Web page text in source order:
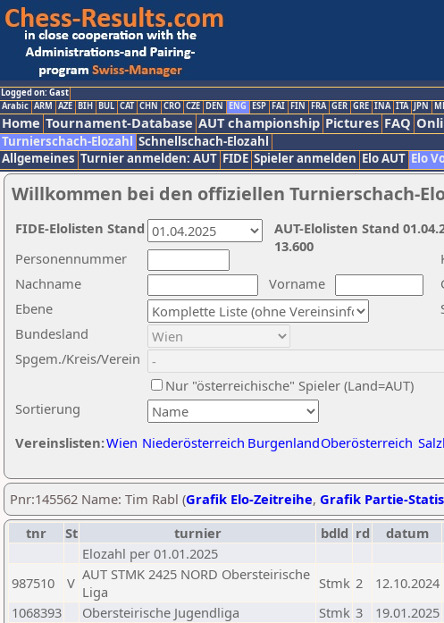
Logged on: Gast
Arabic ARM AZE BIH BUL CAT CHN CRO CZE DEN ENG ESP FAI FIN FRA GER GRE INA ITA JPN
Home Tournament-Database AUT championship Pictures FAQ
Turnierschach-Elozahl Schnellschach-Elozahl
Allgemeines Turnier anmelden: AUT FIDE Spieler anmelden Elo AUT Elo
Willkommen bei den offiziellen Turnierschach-
Nachname
Vorname
Ebene
Sortierung
Personennummer
Bundesland
Spgem./Kreis/Verein
Nur "österreichische" Spieler (Land=AUT)
Vereinslisten:Wien Niederösterreich BurgenlandOberösterreich
AUT-Elolisten Stand
13.600
FIDE-Elolisten Stand
Pnr:145562 Name: Tim Rabl (Grafik Elo-Zeitreihe, Grafik Partie-
tnr
St turnier bdld rd datum
Elozahl per 01.01.2025
987510
V AUT STMK 2425 NORD Obersteirische
Liga
Stmk 2 12.10.2024
1068393
Obersteirische Jugendliga Stmk 3 19.01.2025